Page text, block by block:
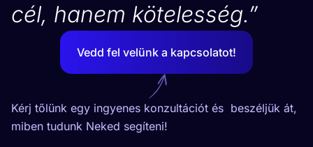
cél, hanem kötelesség.”
Vedd fel velünk a kapcsolatot!
Kérj tőlünk egy ingyenes konzultációt és beszéljük át,
miben tudunk Neked segíteni!